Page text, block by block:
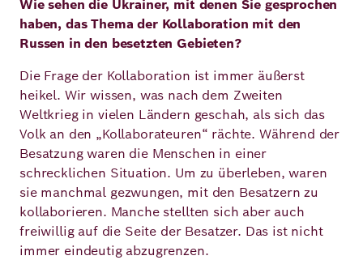
Wie sehen die Ukrainer, mit denen Sie gesprochen
haben, das Thema der Kollaboration mit den
Russen in den besetzten Gebieten?
Die Frage der Kollaboration ist immer äußerst
heikel. Wir wissen, was nach dem Zweiten
Weltkrieg in vielen Ländern geschah, als sich das
Volk an den „Kollaborateuren“ rächte. Während der
Besatzung waren die Menschen in einer
schrecklichen Situation. Um zu überleben, waren
sie manchmal gezwungen, mit den Besatzern zu
kollaborieren. Manche stellten sich aber auch
freiwillig auf die Seite der Besatzer. Das ist nicht
immer eindeutig abzugrenzen.